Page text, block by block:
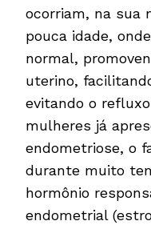
ocorriam, na sua
pouca idade,
normal,
uterino,
evitando o
mulheres já
endometriose, o
durante muito
hormônio
endometrial